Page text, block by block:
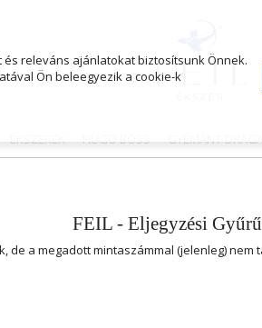
ÉKSZEREK HUGO BOSS GYÉMÁNT-
FEIL - Eljegyzési
de a megadott mintaszámmal (jelenleg)
releváns ajánlatokat biztosítsunk Önnek.
Ön beleegyezik a cookie-k